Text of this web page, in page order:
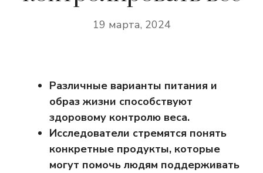
19 марта, 2024
Различные варианты питания и
образ жизни способствуют
здоровому контролю веса.
Исследователи стремятся понять
конкретные продукты, которые
могут помочь людям поддерживать